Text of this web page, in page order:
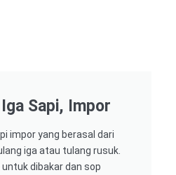
Sapi, Impor
impor yang berasal dari
iga atau tulang rusuk.
dibakar dan sop